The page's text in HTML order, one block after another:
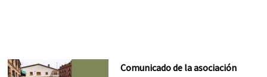
Comunicado de la asociación